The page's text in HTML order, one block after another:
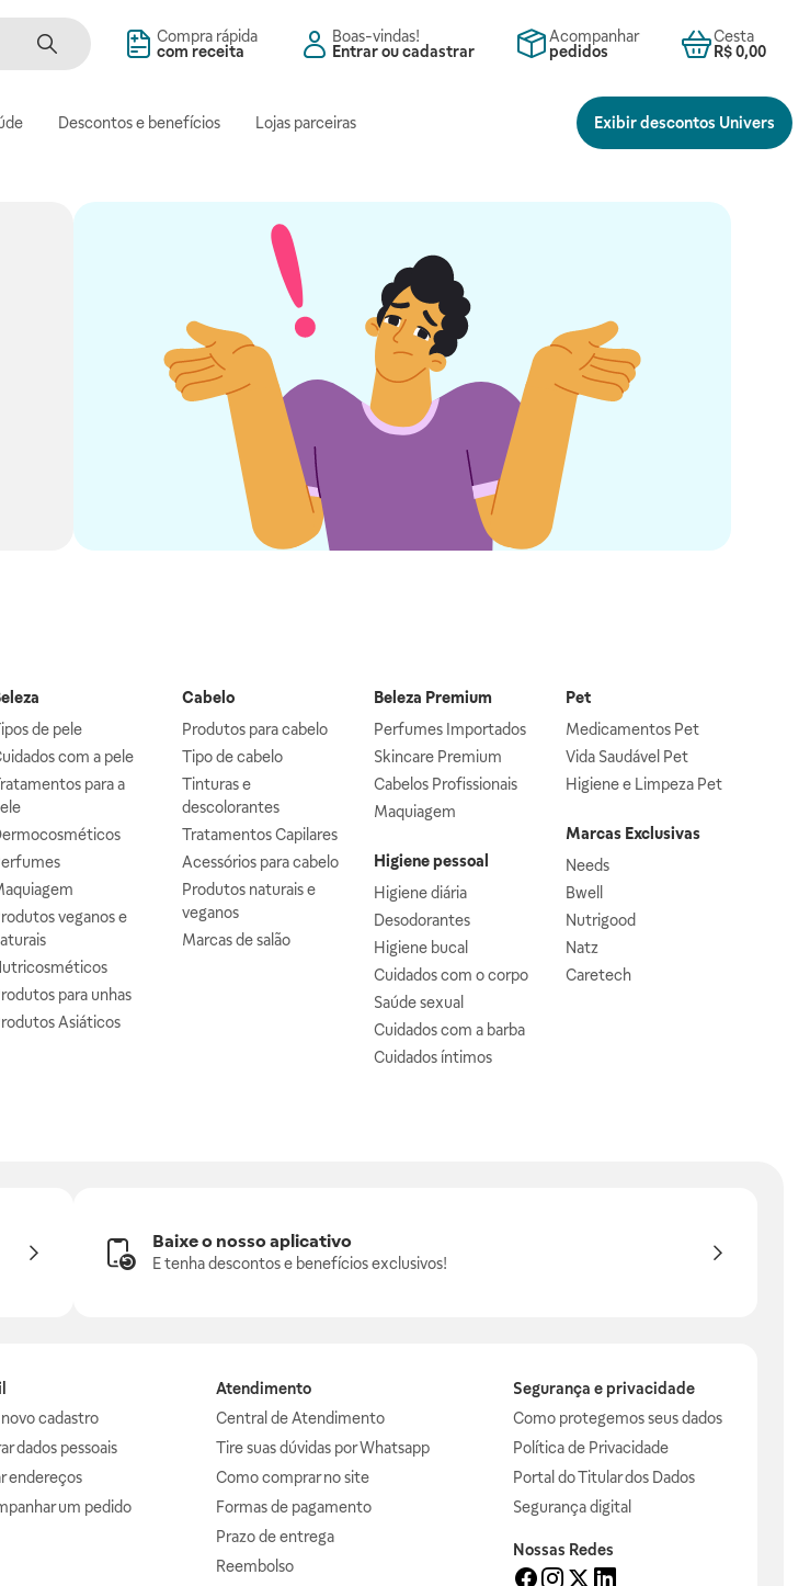
Compra rápida
com receita
Boas-vindas!
Entrar ou cadastrar
Acompanhar
pedidos
Cesta
R$ 0,00
Descontos e benefícios Lojas parceiras Exibir descontos Univers
de pele
com a pele
para a
veganos e
para unhas
Asiáticos
Cabelo
Produtos para cabelo
Tipo de cabelo
Tinturas e
descolorantes
Tratamentos Capilares
Acessórios para cabelo
Produtos naturais e
veganos
Marcas de salão
Beleza Premium
Perfumes Importados
Skincare Premium
Cabelos Profissionais
Maquiagem
Higiene pessoal
Higiene diária
Desodorantes
Higiene bucal
Cuidados com o corpo
Saúde sexual
Cuidados com a barba
Cuidados íntimos
Pet
Medicamentos Pet
Vida Saudável Pet
Higiene e Limpeza Pet
Marcas Exclusivas
Needs
Bwell
Nutrigood
Natz
Caretech
Baixe o nosso aplicativo
E tenha descontos e benefícios exclusivos!
cadastro
dados pessoais
endereços
um pedido
Atendimento
Central de Atendimento
Tire suas dúvidas por Whatsapp
Como comprar no site
Formas de pagamento
Prazo de entrega
Reembolso
Segurança e privacidade
Como protegemos seus dados
Política de Privacidade
Portal do Titular dos Dados
Segurança digital
Nossas Redes